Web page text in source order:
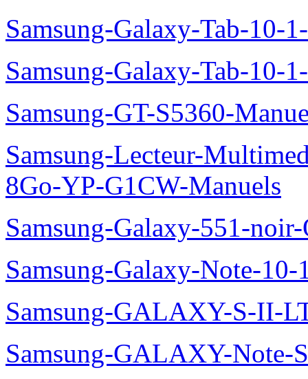
Samsung-Galaxy-Tab-10-
Samsung-Galaxy-Tab-10-
Samsung-GT-S5360-
Samsung-Lecteur-
8Go-YP-G1CW-Manuels
Samsung-Galaxy-551-
Samsung-Galaxy-Note-
Samsung-GALAXY-S-II-
Samsung-GALAXY-Note-